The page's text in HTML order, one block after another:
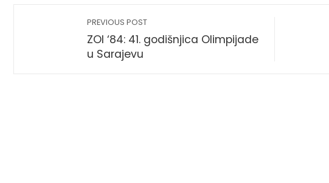
PREVIOUS POST
ZOI ‘84: 41. godišnjica Olimpijade
u Sarajevu